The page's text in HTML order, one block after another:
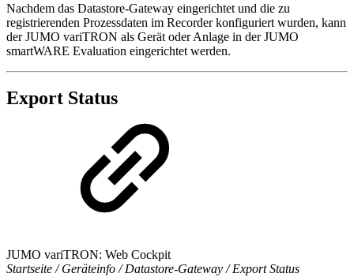
Nachdem das Datastore-Gateway eingerichtet und die zu
registrierenden Prozessdaten im Recorder konfiguriert wurden, kann
der JUMO variTRON als Gerät oder Anlage in der JUMO
smartWARE Evaluation eingerichtet werden.
Export Status
JUMO variTRON: Web Cockpit
Startseite / Geräteinfo / Datastore-Gateway / Export Status